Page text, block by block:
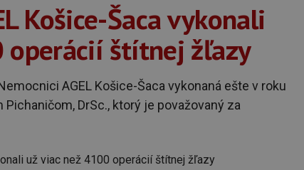
Košice-Šaca vykonali
operácií štítnej žľazy
AGEL Košice-Šaca vykonaná ešte v roku
DrSc., ktorý je považovaný za